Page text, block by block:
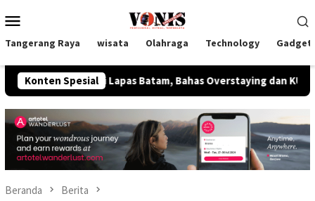
ke
Mobile
Tangerang Raya wisata Olahraga Technology
Konten Spesial
Lapas Batam, Bahas Overstaying dan KUHP Baru
Beranda Berita